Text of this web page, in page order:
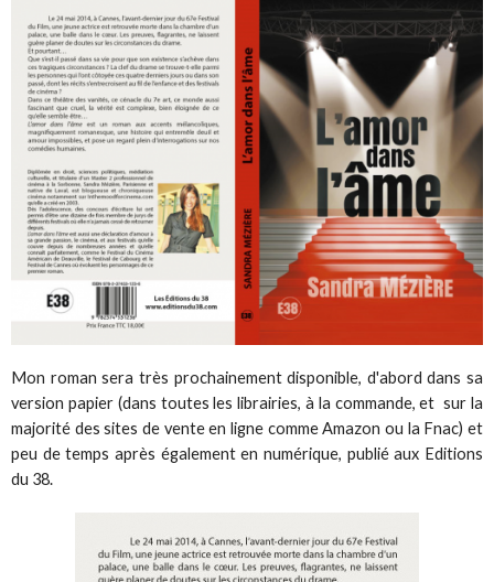
Mon roman sera très prochainement disponible, d'abord dans sa
version papier (dans toutes les librairies, à la commande, et sur la
majorité des sites de vente en ligne comme Amazon ou la Fnac) et
peu de temps après également en numérique, publié aux Editions
du 38.